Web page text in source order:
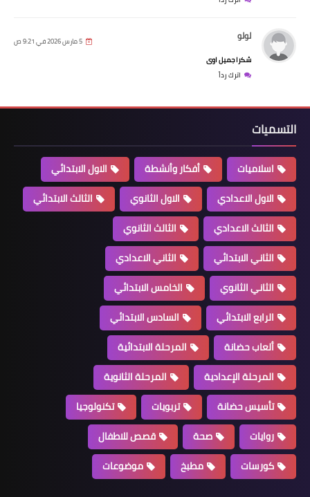
لولو 5 مارس 2026 في 9:21 ص
شكرا جميل اوى
اترك رداً
التسميات
اسلاميات أفكار وأنشطة
الاول الابتدائي
الاول الاعدادي
الاول الثانوي
الثالث الابتدائي
الثالث الاعدادي
الثالث الثانوي
الثاني الابتدائي
الثاني الاعدادي
الثاني الثانوي
الخامس الابتدائي
الرابع الابتدائي
السادس الابتدائي
ألعاب حضانة
المرحلة الابتدائية
المرحلة الإعدادية
المرحلة الثانوية
تأسيس حضانة
تربويات
تكنولوجيا
روايات
صحة
قصص للاطفال
كورسات
مطبخ موضوعات